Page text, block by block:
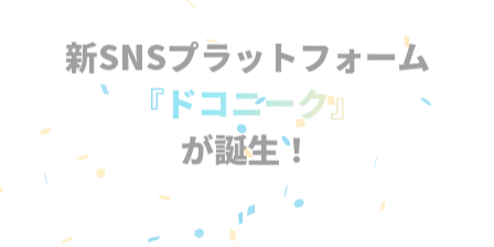
新SNSプラットフォーム
『ドコニーク』
が誕生！